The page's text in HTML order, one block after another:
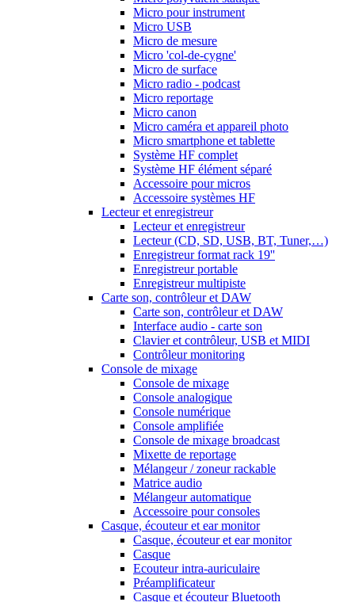
Micro pour instrument
Micro USB
Micro de mesure
Micro 'col-de-cygne'
Micro de surface
Micro radio - podcast
Micro reportage
Micro canon
Micro caméra et appareil photo
Micro smartphone et tablette
Système HF complet
Système HF élément séparé
Accessoire pour micros
Accessoire systèmes HF
Lecteur et enregistreur
Lecteur et enregistreur
Lecteur (CD, SD, USB, BT, Tuner,…)
Enregistreur format rack 19''
Enregistreur portable
Enregistreur multipiste
Carte son, contrôleur et DAW
Carte son, contrôleur et DAW
Interface audio - carte son
Clavier et contrôleur, USB et MIDI
Contrôleur monitoring
Console de mixage
Console de mixage
Console analogique
Console numérique
Console amplifiée
Console de mixage broadcast
Mixette de reportage
Mélangeur / zoneur rackable
Matrice audio
Mélangeur automatique
Accessoire pour consoles
Casque, écouteur et ear monitor
Casque, écouteur et ear monitor
Casque
Ecouteur intra-auriculaire
Préamplificateur
Casque et écouteur Bluetooth